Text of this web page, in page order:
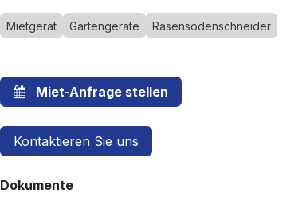
Mietgerät Gartengeräte Rasensodenschneider
Miet-Anfrage stellen
Kontaktieren Sie uns
Dokumente